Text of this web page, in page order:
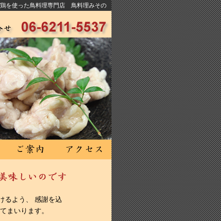
を使った鳥料理専門店 鳥料理みその
るよう、 感謝を込
まいります。